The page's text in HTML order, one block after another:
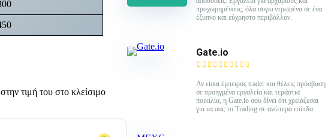
τιμή του στο κλείσιμο
προχωρημένους, όλα συγκεντρωμένα σε ένα
έξυπνο και εύχρηστο περιβάλλον.
Gate.io
Αν είσαι έμπειρος trader και θέλεις πρόσβαση
σε προηγμένα εργαλεία και τεράστια
ποικιλία, η Gate.io σου δίνει ότι χρειάζεσαι
για να πας το Trading σε ανώτερα επίπδα.